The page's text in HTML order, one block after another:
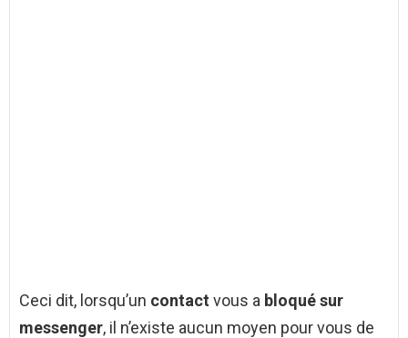
Ceci dit, lorsqu’un contact vous a bloqué sur
messenger, il n’existe aucun moyen pour vous de